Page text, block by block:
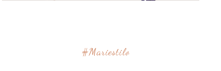
#mariestilo